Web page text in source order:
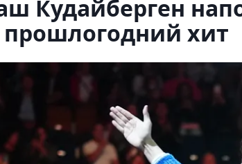
Кудайберген
прошлогодний хит